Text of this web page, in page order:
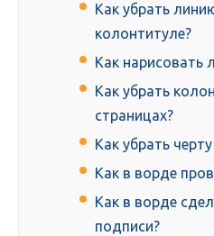
Как убрать
колонтитуле?
Как нарисовать
Как убрать
страницах?
Как убрать
Как в ворде
Как в ворде
подписи?